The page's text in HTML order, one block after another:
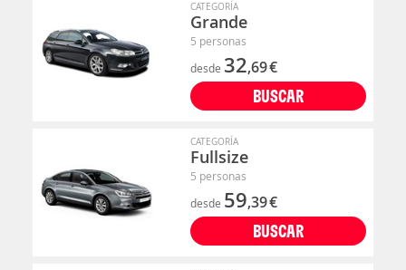
CATEGORÍA
Grande
5 personas
desde 32,69€
BUSCAR
CATEGORÍA
Fullsize
5 personas
desde 59,39€
BUSCAR